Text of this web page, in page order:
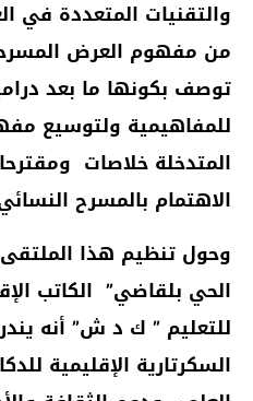
والتقنيات المتعددة في
من مفهوم العرض
توصف بكونها ما بعد
للمفاهيمية ولتوسيع
المتدخلة خلاصات
الاهتمام بالمسرح
وحول تنظيم هذا
الحي بلقاضي” الكاتب
للتعليم ” ك د ش” أنه
السكرتارية الإقليمية